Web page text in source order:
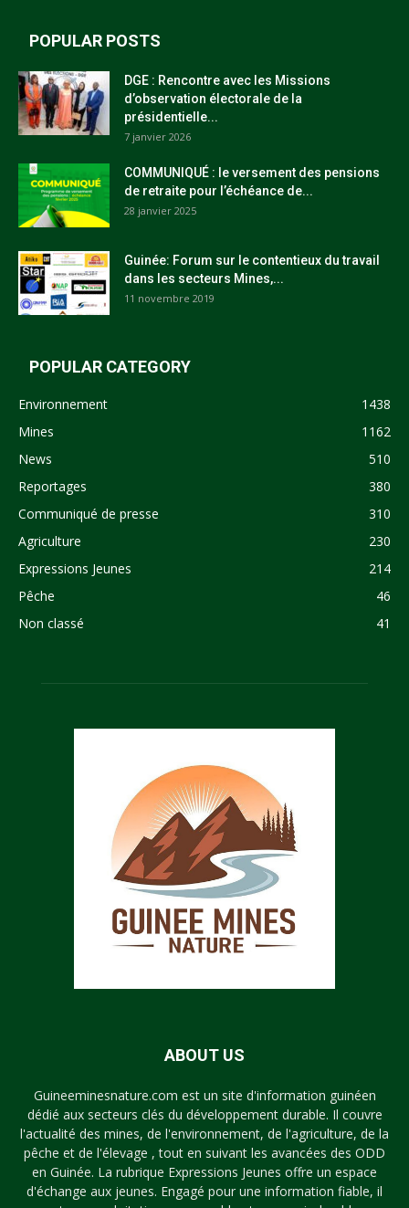
POPULAR POSTS
DGE : Rencontre avec les Missions
d’observation électorale de la
présidentielle...
7 janvier 2026
COMMUNIQUÉ : le versement des pensions
de retraite pour l’échéance de...
28 janvier 2025
Guinée: Forum sur le contentieux du travail
dans les secteurs Mines,...
11 novembre 2019
POPULAR CATEGORY
Environnement
1438
Mines
1162
News
510
Reportages
380
Communiqué de presse
310
Agriculture
230
Expressions Jeunes
214
Pêche
46
Non classé
41
ABOUT US
Guineeminesnature.com est un site d'information guinéen
dédié aux secteurs clés du développement durable. Il couvre
l'actualité des mines, de l'environnement, de l'agriculture, de la
pêche et de l'élevage , tout en suivant les avancées des ODD
en Guinée. La rubrique Expressions Jeunes offre un espace
d'échange aux jeunes. Engagé pour une information fiable, il